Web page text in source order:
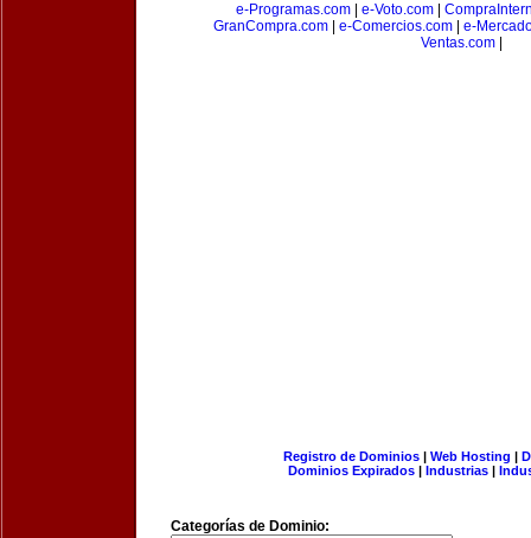
e-Programas.com
e-Voto.com
GranCompra.com
e-Comercios.com
e-
Ventas.com|
Registro de Dominios| Web Hosting |
Dominios Expirados | Industrias |
Categorías de Dominio: